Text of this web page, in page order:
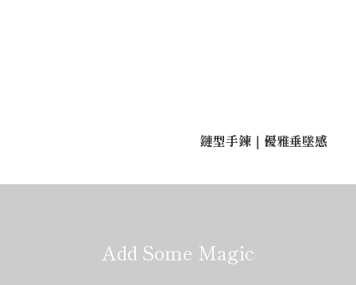
鏈型手鍊｜優雅垂墜感
Add Some Magic